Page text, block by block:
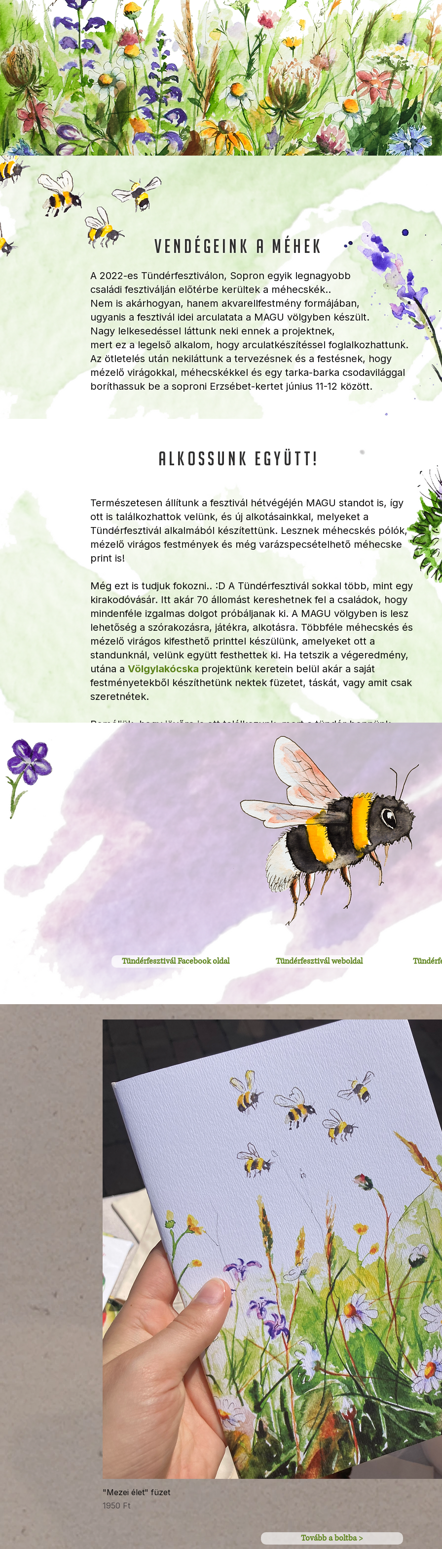
vendégeink a méhek
A 2022-es Tündérfesztiválon, Sopron egyik legnagyobb
családi fesztiválján előtérbe kerültek a méhecskék..
Nem is akárhogyan, hanem akvarellfestmény formájában,
ugyanis a fesztivál idei arculatata a MAGU völgyben készült.
Nagy lelkesedéssel láttunk neki ennek a projektnek,
mert ez a legelső alkalom, hogy arculatkészítéssel foglalkozhattunk.
Az ötletelés után nekiláttunk a tervezésnek és a festésnek, hogy
mézelő virágokkal, méhecskékkel és egy tarka-barka csodavilággal
boríthassuk be a soproni Erzsébet-kertet június 11-12 között.
alkossunk együtt!
Természetesen állítunk a fesztivál hétvégéjén MAGU standot is, így
ott is találkozhattok velünk, és új alkotásainkkal, melyeket a
Tündérfesztivál alkalmából készítettünk. Lesznek méhecskés pólók,
mézelő virágos festmények és még varázspecsételhető méhecske
print is!
Még ezt is tudjuk fokozni.. :D A Tündérfesztivál sokkal több, mint egy
kirakodóvásár. Itt akár 70 állomást kereshetnek fel a családok, hogy
mindenféle izgalmas dolgot próbáljanak ki. A MAGU völgyben is lesz
lehetőség a szórakozásra, játékra, alkotásra. Többféle méhecskés és
mézelő virágos kifesthető printtel készülünk, amelyeket ott a
standunknál, velünk együtt festhettek ki. Ha tetszik a végeredmény,
utána a Völgylakócska projektünk keretein belül akár a saját
festményetekből készíthetünk nektek füzetet, táskát, vagy amit csak
szeretnétek.
Reméljük, hogy jövőre is ott találkozunk, mert a tündér bennünk
lakik! ❤️
Tündérfesztivál Facebook oldal Tündérfesztivál weboldal
"Mezei élet" füzet
Ár
1950 Ft
Tovább a boltba >